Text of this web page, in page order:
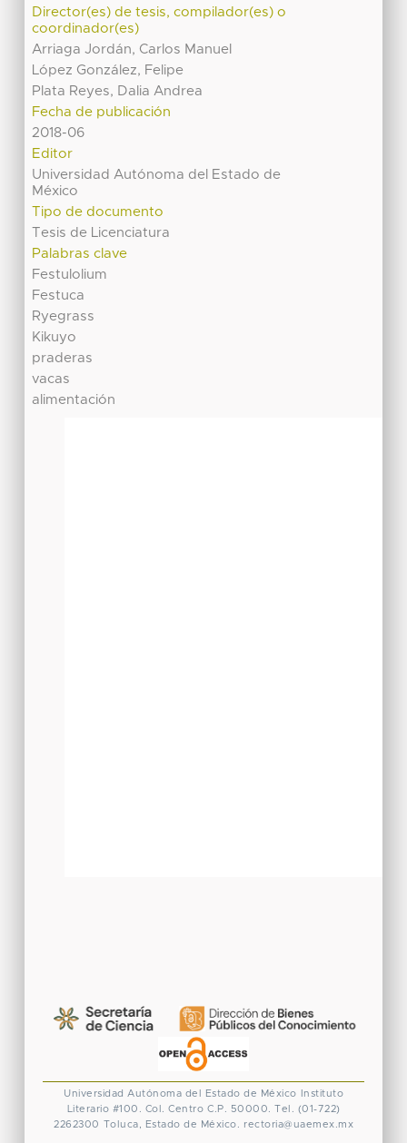
Director(es) de tesis, compilador(es) o
coordinador(es)
Arriaga Jordán, Carlos Manuel
López González, Felipe
Plata Reyes, Dalia Andrea
Fecha de publicación
2018-06
Editor
Universidad Autónoma del Estado de
México
Tipo de documento
Tesis de Licenciatura
Palabras clave
Festulolium
Festuca
Ryegrass
Kikuyo
praderas
vacas
alimentación
Universidad Autónoma del Estado de México
Instituto
Literario #100. Col. Centro C.P. 50000. Tel. (01-722)
2262300 Toluca, Estado de México. rectoria@uaemex.mx